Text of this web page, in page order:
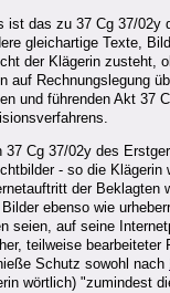
ist das zu 37 Cg 37/
gleichartige Texte,
der Klägerin zusteht,
auf Rechnungslegung
und führenden Akt 37
Cg 37/02y des
- so die
der Beklagten
ebenso wie
seien, auf seine
teilweise
Schutz sowohl nach
wörtlich) "zumindest